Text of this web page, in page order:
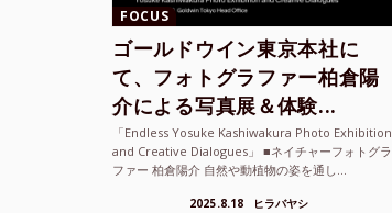
FOCUS
ゴールドウイン東京本社に
て、フォトグラファー柏倉陽
介による写真展＆体験...
「Endless Yosuke Kashiwakura Photo Exhibition
and Creative Dialogues」 ■ネイチャーフォトグラ
ファー 柏倉陽介 自然や動植物の姿を通し...
2025.8.18 ヒラバヤシ